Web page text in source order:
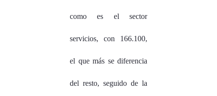
como es el sector
servicios, con 166.100,
el que más se diferencia
del resto, seguido de la